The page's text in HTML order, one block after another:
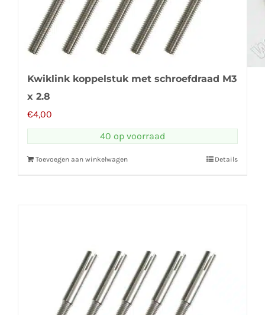
Kwiklink koppelstuk met schroefdraad M3
x 2.8
€4,00
40 op voorraad
Toevoegen aan winkelwagen Details